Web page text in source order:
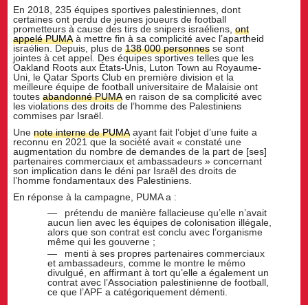
En 2018, 235 équipes sportives palestiniennes, dont
certaines ont perdu de jeunes joueurs de football
prometteurs à cause des tirs de snipers israéliens,ont
appelé PUMA à mettre fin à sa complicité avec l’apartheid
israélien. Depuis, plus de138 000 personnes se sont
jointes à cet appel. Des équipes sportives telles que les
Oakland Roots aux États-Unis, Luton Town au Royaume-
Uni, le Qatar Sports Club en première division et la
meilleure équipe de football universitaire de Malaisie ont
toutesabandonné PUMA en raison de sa complicité avec
les violations des droits de l’homme des Palestiniens
commises par Israël.
Unenote interne de PUMA ayant fait l’objet d’une fuite a
reconnu en 2021 que la société avait « constaté une
augmentation du nombre de demandes de la part de [ses]
partenaires commerciaux et ambassadeurs » concernant
son implication dans le déni par Israël des droits de
l’homme fondamentaux des Palestiniens.
En réponse à la campagne, PUMA a :
prétendu de manière fallacieuse qu’elle n’avait
aucun lien avec les équipes de colonisation illégale,
alors que son contrat est conclu avec l’organisme
même qui les gouverne ;
menti à ses propres partenaires commerciaux
et ambassadeurs, comme le montre le mémo
divulgué, en affirmant à tort qu’elle a également un
contrat avec l’Association palestinienne de football,
ce que l’APF a catégoriquement démenti.